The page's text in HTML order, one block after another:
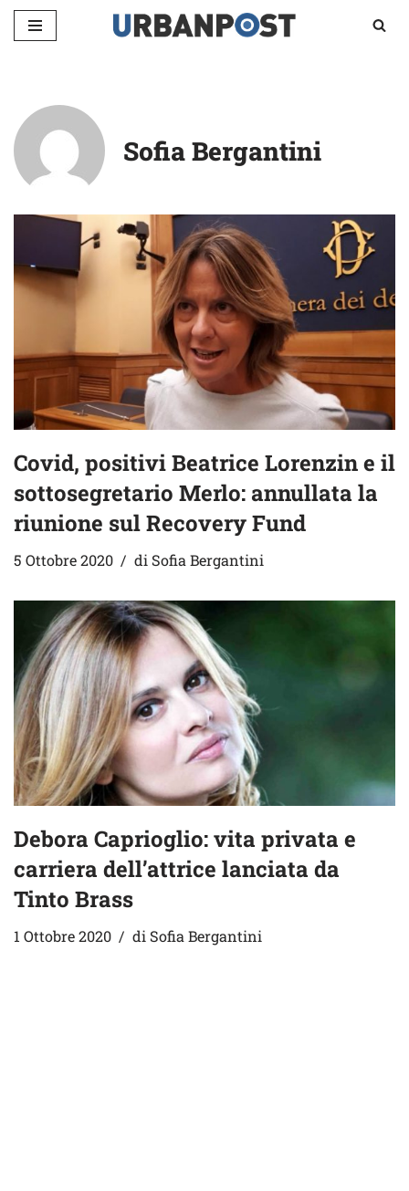
contenuto
Sofia Bergantini
Covid, positivi Beatrice Lorenzin e il
sottosegretario Merlo: annullata la
riunione sul Recovery Fund
5 Ottobre 2020 di Sofia Bergantini
Debora Caprioglio: vita privata e
carriera dell’attrice lanciata da
Tinto Brass
1 Ottobre 2020 di Sofia Bergantini